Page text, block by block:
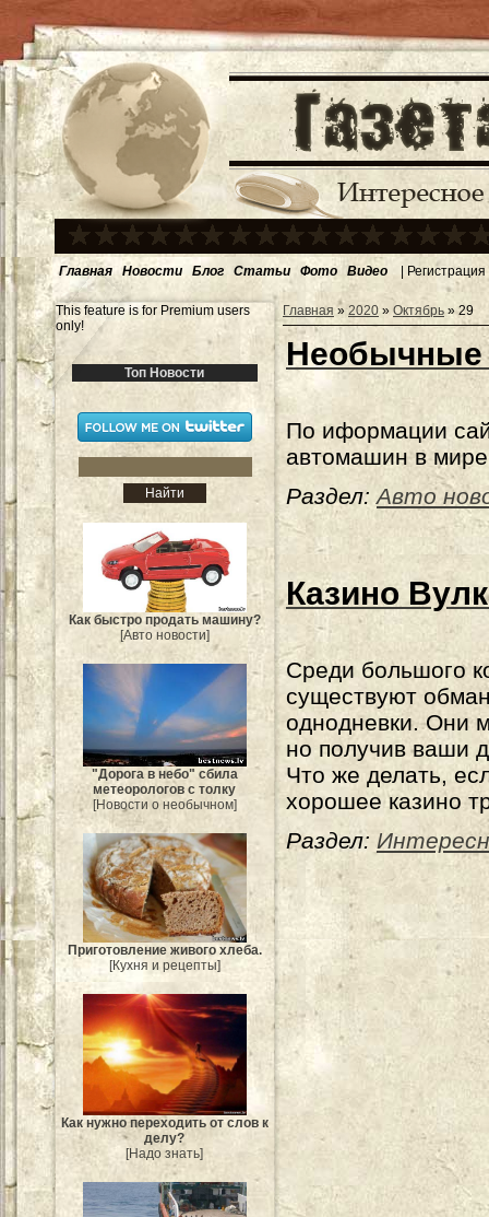
Главная Новости Блог Статьи Фото Видео | Регистрация
This feature is for Premium users
only!
Топ Новости
Как быстро продать машину?
[Авто новости]
"Дорога в небо" сбила
метеорологов с толку
[Новости о необычном]
Приготовление живого хлеба.
[Кухня и рецепты]
Как нужно переходить от слов к
делу?
[Надо знать]
Главная » 2020 » Октябрь » 29
Необычные
По иформации
автомашин в
Раздел: Авто
Казино
Среди большого
существуют
однодневки. Они
но получив ваши
Что же делать,
хорошее казино
Раздел: